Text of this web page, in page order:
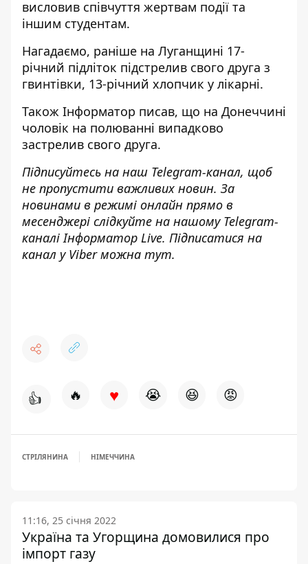
висловив співчуття жертвам події та
іншим студентам.
Нагадаємо, раніше на Луганщині 17-
річний підліток підстрелив свого друга з
гвинтівки, 13-річний хлопчик у лікарні.
Також Інформатор писав, що на Донеччині
чоловік на полюванні випадково
застрелив свого друга.
Підписуйтесь на наш Telegram-канал, щоб
не пропустити важливих новин. За
новинами в режимі онлайн прямо в
месенджері слідкуйте на нашому Telegram-
каналіІнформатор Live. Підписатися на
канал у Viber можна тут.
👍 🔥 ♥ 😭 😆 😡
СТРІЛЯНИНА НІМЕЧЧИНА
11:16, 25 січня 2022
Україна та Угорщина домовилися про
імпорт газу